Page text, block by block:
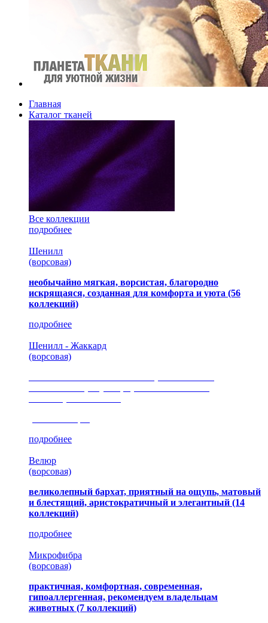
Главная
Каталог тканей
Все коллекции
подробнее
Шенилл
(ворсовая)
необычайно мягкая, ворсистая, благородно
искрящаяся, созданная для комфорта и уюта (56
коллекций)
подробнее
Шенилл - Жаккард
(ворсовая)
подробнее
Велюр
(ворсовая)
великолепный бархат, приятный на ощупь, матовый
и блестящий, аристократичный и элегантный (14
коллекций)
подробнее
Микрофибра
(ворсовая)
практичная, комфортная, современная,
гипоаллергенная, рекомендуем владельцам
животных (7 коллекций)